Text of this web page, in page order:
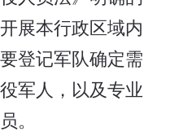
展本行政区域内
登记军队确定需
军人，以及专业
。